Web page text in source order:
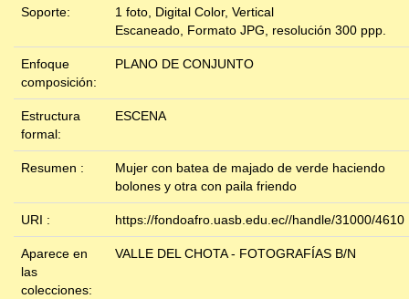
Soporte:
1 foto, Digital Color, Vertical
Escaneado, Formato JPG, resolución 300 ppp.
Enfoque
composición:
PLANO DE CONJUNTO
Estructura
formal:
ESCENA
Resumen :
Mujer con batea de majado de verde haciendo
bolones y otra con paila friendo
URI : https://fondoafro.uasb.edu.ec//handle/31000/4610
Aparece en
las
colecciones:
VALLE DEL CHOTA - FOTOGRAFÍAS B/N